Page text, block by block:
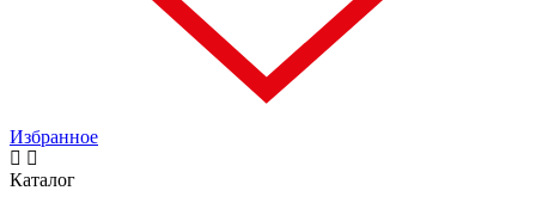
Избранное
Каталог